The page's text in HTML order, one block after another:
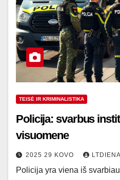
TEISĖ IR KRIMINALISTIKA
Policija: svarbus
visuomene
2025 29 KOVO
Policija yra viena iš